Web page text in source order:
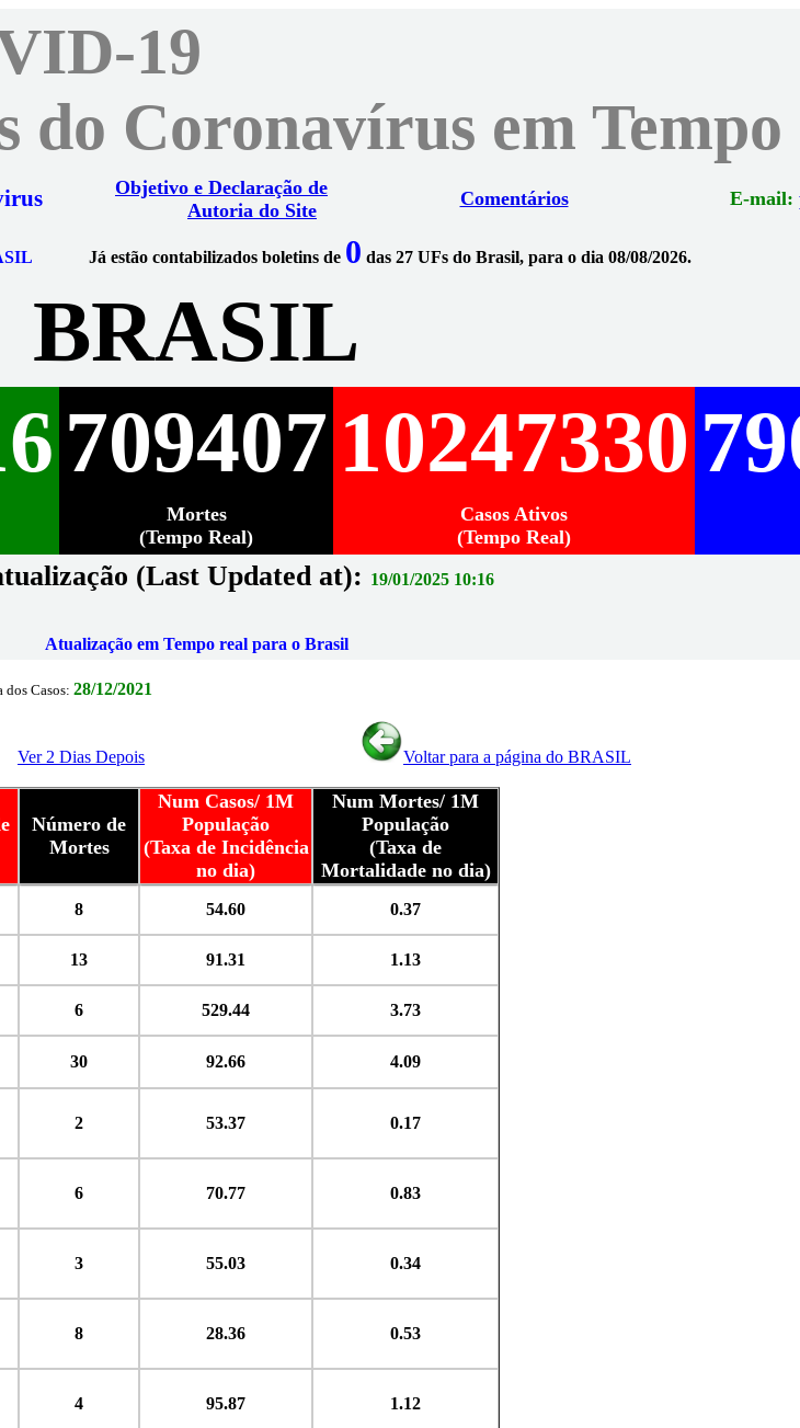
19
do Coronavírus em Tempo
Objetivo e Declaração de
Autoria do Site
Comentários E-mail:
Já estão contabilizados boletins de 0 das 27 UFs do Brasil, para o dia 08/08/2026.
BRASIL
709407 10247330
Mortes
(Tempo Real)
Casos Ativos
(Tempo Real)
(Last Updated at): 19/01/2025 10:16
Atualização em Tempo real para o Brasil
dos Casos: 28/12/2021
Ver 2 Dias Depois Voltar para a página do BRASIL
Número de
Mortes
Num Casos/ 1M
População
(Taxa de Incidência
no dia)
Num Mortes/ 1M
População
(Taxa de
Mortalidade no dia)
8 54.60 0.37
13 91.31 1.13
6 529.44 3.73
30 92.66 4.09
2 53.37 0.17
6 70.77 0.83
3 55.03 0.34
8 28.36 0.53
4 95.87 1.12